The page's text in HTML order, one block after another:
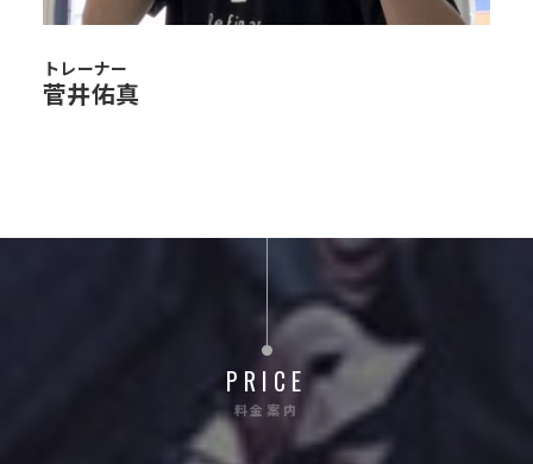
トレーナー
菅井佑真
PRICE
料金案内